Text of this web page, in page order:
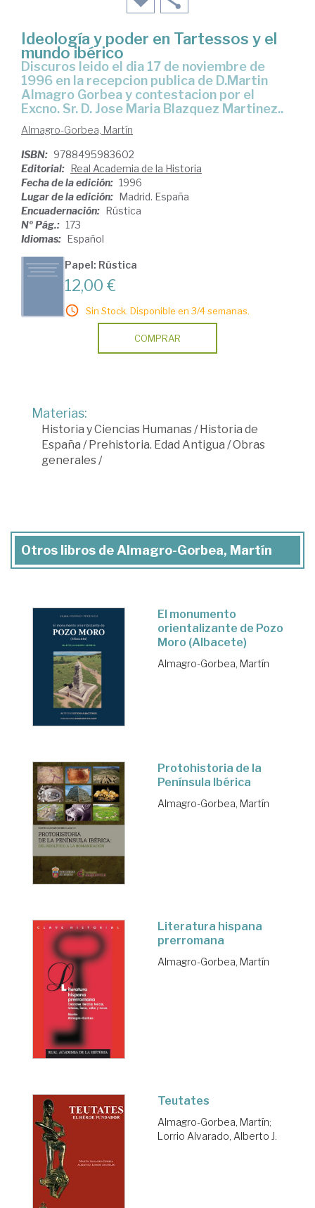
Ideología y poder en Tartessos y el
mundo ibérico
Discuros leido el dia 17 de noviembre de
1996 en la recepcion publica de D.Martin
Almagro Gorbea y contestacion por el
Excno. Sr. D. Jose Maria Blazquez Martinez..
Almagro-Gorbea, Martín
ISBN: 9788495983602
Editorial: Real Academia de la Historia
Fecha de la edición: 1996
Lugar de la edición: Madrid. España
Encuadernación: Rústica
Nº Pág.: 173
Idiomas: Español
Papel: Rústica
12,00 €
Sin Stock. Disponible en 3/4 semanas.
COMPRAR
Materias:
Historia y Ciencias Humanas/Historia de
España /Prehistoria. Edad Antigua /Obras
generales/
Otros libros de Almagro-Gorbea, Martín
El monumento
orientalizante de Pozo
Moro (Albacete)
Almagro-Gorbea, Martín
Protohistoria de la
Península Ibérica
Almagro-Gorbea, Martín
Literatura hispana
prerromana
Almagro-Gorbea, Martín
Teutates
Almagro-Gorbea, Martín;
Lorrio Alvarado, Alberto J.